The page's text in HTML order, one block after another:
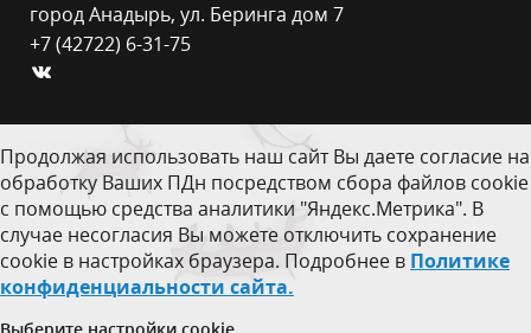
город Анадырь, ул. Беринга дом 7
+7 (42722) 6-31-75
Продолжая использовать наш сайт Вы даете согласие на
обработку Ваших ПДн посредством сбора файлов cookie
с помощью средства аналитики "Яндекс.Метрика". В
случае несогласия Вы можете отключить сохранение
cookie в настройках браузера. Подробнее в Политике
конфиденциальности сайта.